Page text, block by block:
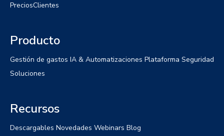
PreciosClientes
Producto
Gestión de gastos IA & Automatizaciones Plataforma Seguridad
Soluciones
Recursos
Descargables Novedades Webinars Blog